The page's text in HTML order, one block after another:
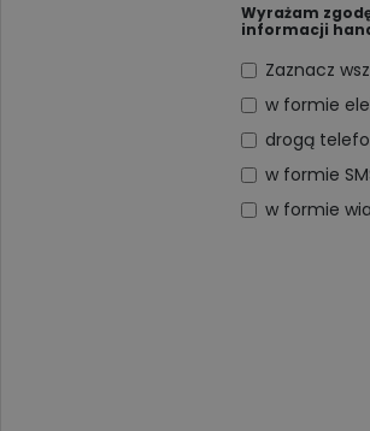
Wyrażam
informacji
Zaznacz
w formie
drogą
w formie
w formie